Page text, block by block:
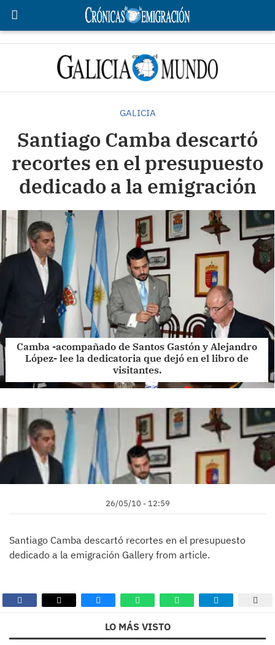
GALICIA
Santiago Camba descartó
recortes en el presupuesto
dedicado a la emigración
Camba -acompañado de Santos Gastón y Alejandro
López- lee la dedicatoria que dejó en el libro de
visitantes.
26/05/10 - 12:59
Santiago Camba descartó recortes en el presupuesto
dedicado a la emigración Gallery from article.
LO MÁS VISTO